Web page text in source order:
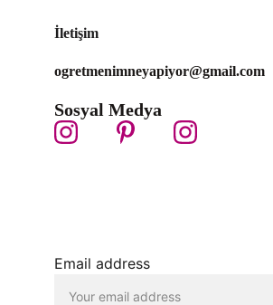
İletişim
ogretmenimneyapiyor@gmail.com
Sosyal Medya
Email address